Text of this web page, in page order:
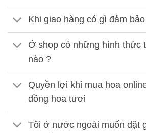
Khi giao hàng có gì đảm
Ở shop có những hình thức
nào ?
Quyền lợi khi mua hoa
đồng hoa tươi
Tôi ở nước ngoài muốn đặt